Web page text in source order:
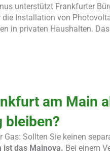
unterstützt Frankfurter
Installation von
in privaten Haushalten.
am Main
bleiben?
Sollten Sie keinen
ist das Mainova. Bei einem